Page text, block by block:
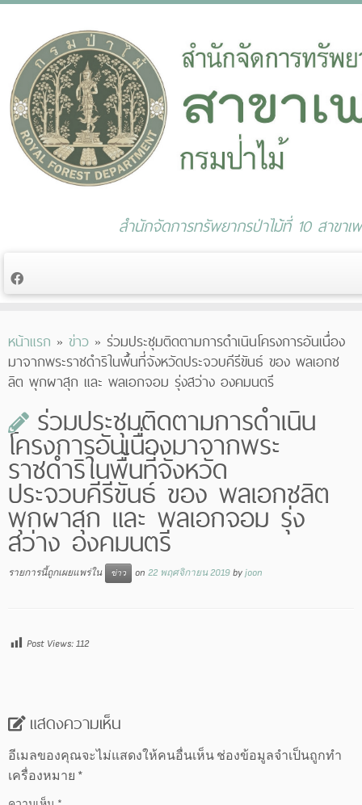
to
content
สำนักจัดการทรัพยากรป่าไม้ที่ 10 สาขาเ
หน้าแรก » ข่าว » ร่วมประชุมติดตามการดำเนินโครงการอันเนื่อง
มาจากพระราชดำริในพื้นที่จังหวัดประจวบคีรีขันธ์ ของ พลเอกช
ลิต พุกผาสุก และ พลเอกจอม รุ่งสว่าง องคมนตรี
ร่วมประชุมติดตามการดำเนิน
โครงการอันเนื่องมาจากพระ
ราชดำริในพื้นที่จังหวัด
ประจวบคีรีขันธ์ ของ พลเอกชลิต
พุกผาสุก และ พลเอกจอม รุ่ง
สว่าง องคมนตรี
รายการนี้ถูกเผยแพร่ใน ข่าว on 22 พฤศจิกายน 2019 by joon
Post Views: 112
แสดงความเห็น
อีเมลของคุณจะไม่แสดงให้คนอื่นเห็น ช่องข้อมูลจำเป็นถูกทำ
เครื่องหมาย *